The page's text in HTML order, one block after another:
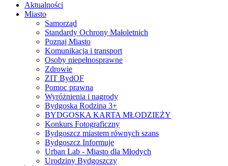
Aktualności
Miasto
Samorząd
Standardy Ochrony Małoletnich
Poznaj Miasto
Komunikacja i transport
Osoby niepełnosprawne
Zdrowie
ZIT BydOF
Pomoc prawna
Wyróżnienia i nagrody
Bydgoska Rodzina 3+
BYDGOSKA KARTA MŁODZIEŻY
Konkurs Fotograficzny
Bydgoszcz miastem równych szans
Bydgoszcz Informuje
Urban Lab - Miasto dla Młodych
Urodziny Bydgoszczy